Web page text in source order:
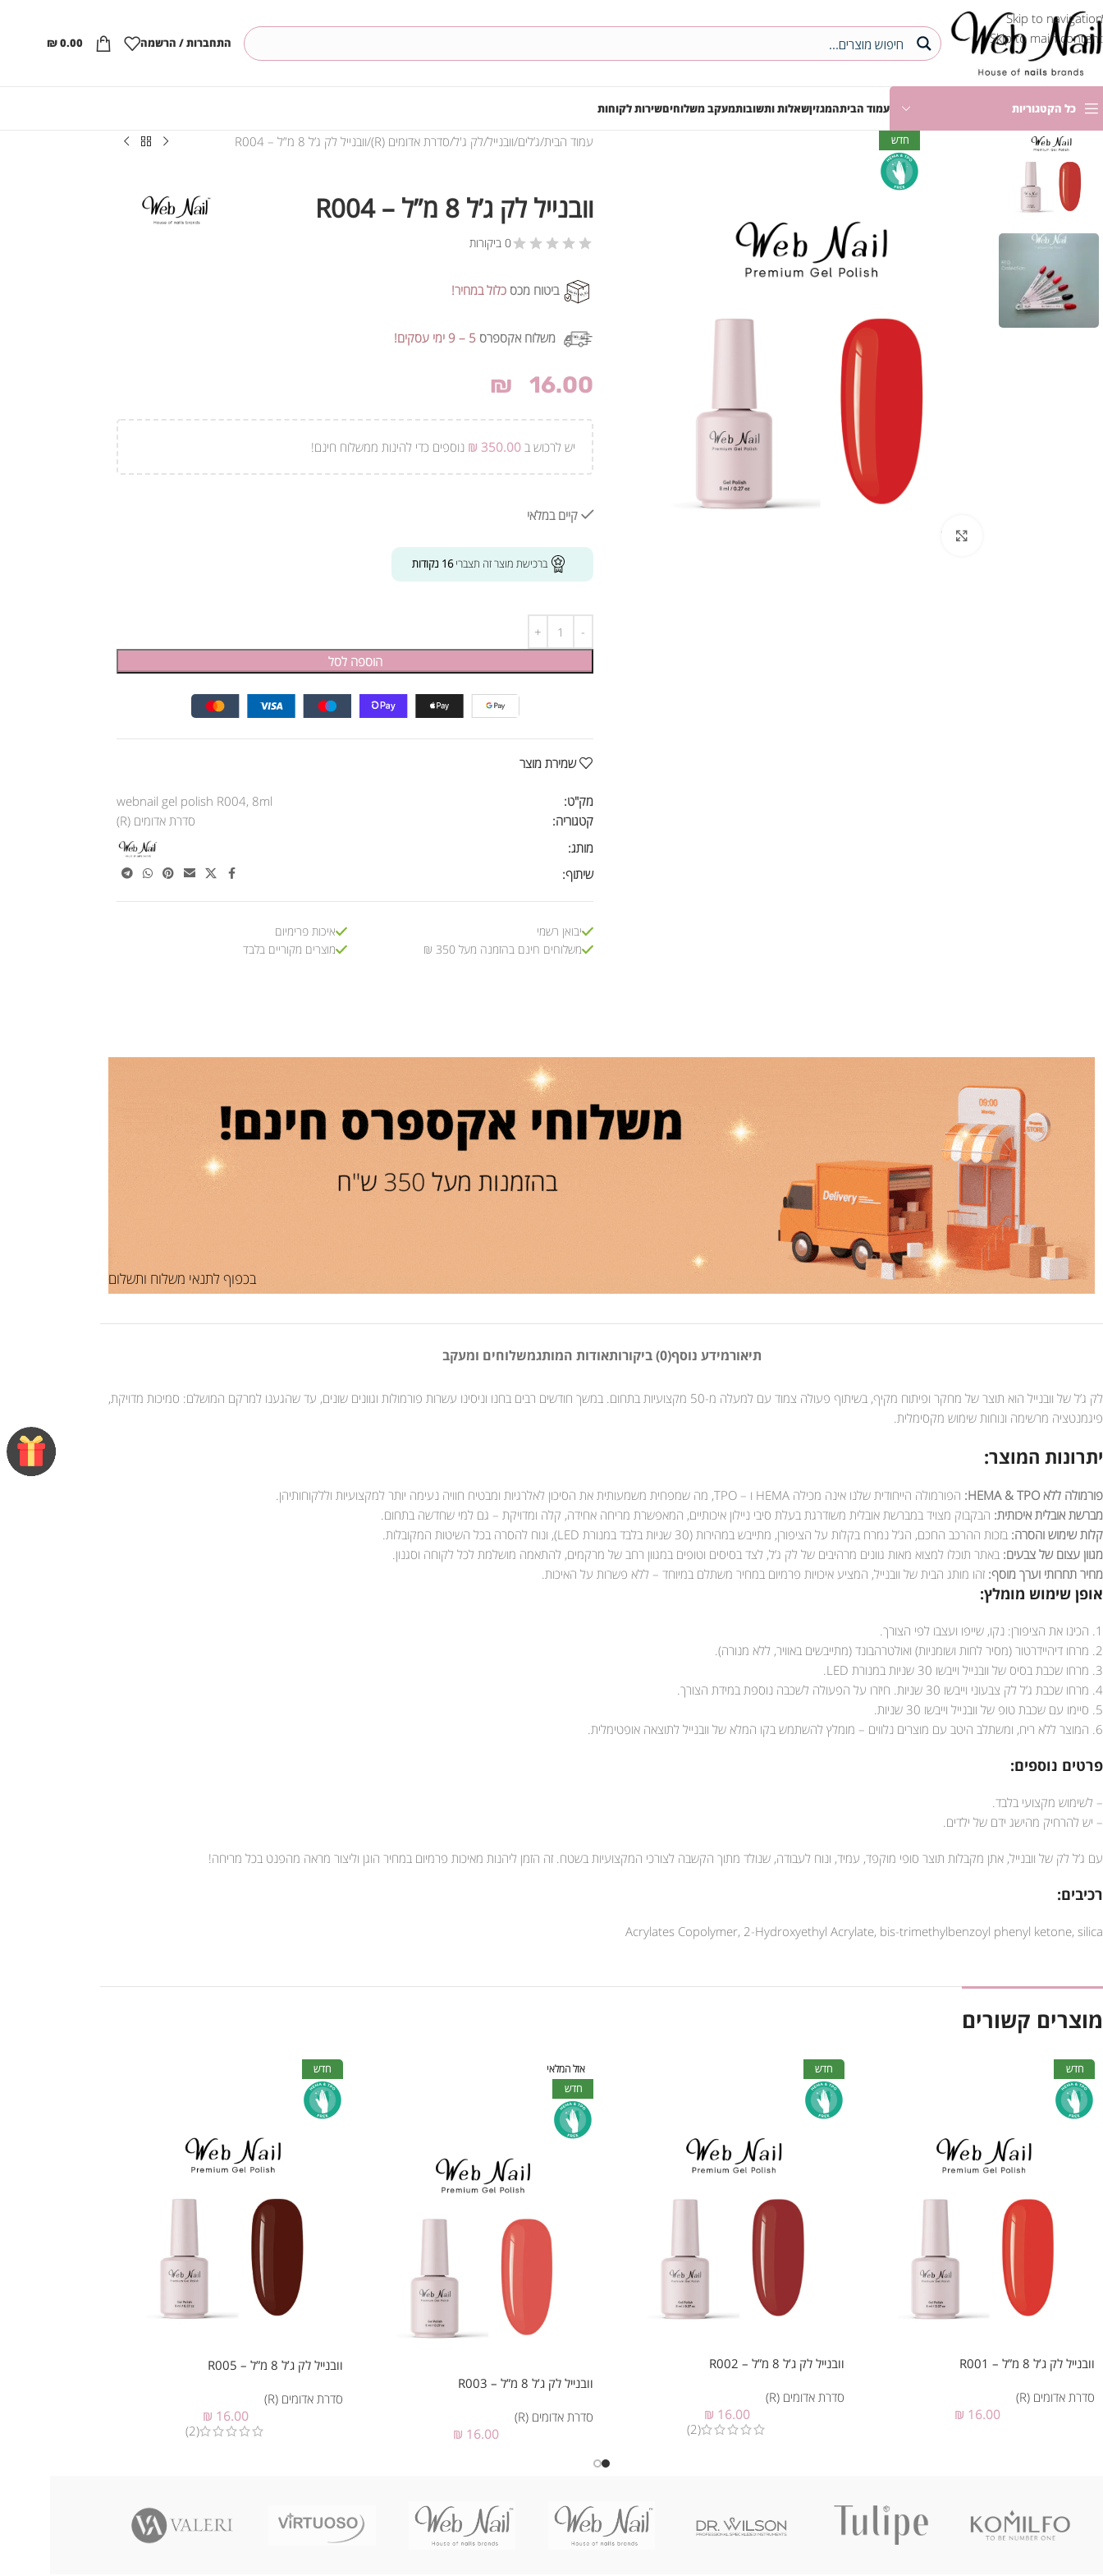
Skip to navigation
Skip to main content
התחברות / הרשמה ₪0.00
כל הקטגוריות עמוד הביתהמגזיןשאלות ותשובותמעקב משלוחיםשירות לקוחות
חדש עמוד הבית ג’לים וובנייל לק ג'ל סדרת אדומים (R) וובנייל לק ג’ל 8 מ”ל – R004
וובנייל לק ג’ל 8 מ”ל – R004
0 ביקורות
ביטוח מכס כלול במחיר!
משלוח אקספרס 5 – 9 ימי עסקים!
₪ 16.00
יש לרכוש ב ₪ 350.00 נוספים כדי להינות ממשלוח חינם!
קיים במלאי
ברכישת מוצר זה תצברי16 נקודות
הוספה לסל
שמירת מוצר
מק"ט:
webnail gel polish R004, 8ml
קטגוריה:
סדרת אדומים (R)
מותג:
שיתוף:
יבואן רשמי
משלוחים חינם בהזמנה מעל 350 ₪
איכות פרימיום
מוצרים מקוריים בלבד
בכפוף לתנאי משלוח ותשלום
תיאורמידע נוסף(0) ביקורות אודות המותגמשלוחים ומעקב
לק ג’ל של וובנייל הוא תוצר של מחקר ופיתוח מקיף, בשיתוף פעולה צמוד עם למעלה מ-50 מקצועיות בתחום. במשך חודשים רבים בחנו וניסינו עשרות פורמולות וגוונים שונים, עד שהגענו למרקם המושלם: סמיכות מדויקת,
פיגמנטציה מרשימה ונוחות שימוש מקסימלית.
יתרונות המוצר:
פורמולה ללא HEMA & TPO:
הפורמולה הייחודית שלנו אינה מכילה HEMA ו – TPO, מה שמפחית משמעותית את הסיכון לאלרגיות ומבטיח חוויה נעימה יותר למקצועיות וללקוחותיהן.
מברשת אובלית איכותית: הבקבוק מצויד במברשת אובלית משודרגת בעלת סיבי ניילון איכותיים, המאפשרת מריחה אחידה, קלה ומדויקת – גם למי שחדשה בתחום.
קלות שימוש והסרה: בזכות ההרכב החכם, הג’ל נמרח בקלות על הציפורן, מתייבש במהירות (30 שניות בלבד במנורת LED), ונוח להסרה בכל השיטות המקובלות.
מגוון עצום של צבעים: באתר תוכלו למצוא מאות גוונים מרהיבים של לק ג’ל, לצד בסיסים וטופים במגוון רחב של מרקמים, להתאמה מושלמת לכל לקוחה וסגנון.
מחיר תחרותי וערך מוסף: זהו מותג הבית של וובנייל, המציע איכויות פרמיום במחיר משתלם במיוחד – ללא פשרות על האיכות.
אופן שימוש מומלץ:
1. הכינו את הציפורן: נקו, שייפו ועצבו לפי הצורך.
2. מרחו דיהיידרטור (מסיר לחות ושומניות) ואולטרהבונד (מתייבשים באוויר, ללא מנורה).
3. מרחו שכבת בסיס של וובנייל וייבשו 30 שניות במנורת LED.
4. מרחו שכבת ג’ל לק צבעוני וייבשו 30 שניות. חיזרו על הפעולה לשכבה נוספת במידת הצורך.
5. סיימו עם שכבת טופ של וובנייל וייבשו 30 שניות.
6. המוצר ללא ריח, ומשתלב היטב עם מוצרים נלווים – מומלץ להשתמש בקו המלא של וובנייל לתוצאה אופטימלית.
פרטים נוספים:
– לשימוש מקצועי בלבד.
– יש להרחיק מהישג ידם של ילדים.
עם ג’ל לק של וובנייל, אתן מקבלות תוצר סופי מוקפד, עמיד, ונוח לעבודה, שנולד מתוך הקשבה לצורכי המקצועיות בשטח. זה הזמן ליהנות מאיכות פרמיום במחיר הוגן וליצור מראה מהפנט בכל מריחה!
רכיבים:
Acrylates Copolymer, 2-Hydroxyethyl Acrylate, bis-trimethylbenzoyl phenyl ketone, silica
מוצרים קשורים
חדש
וובנייל לק ג’ל 8 מ”ל – R001
סדרת אדומים (R)
₪ 16.00
חדש
וובנייל לק ג’ל 8 מ”ל – R002
סדרת אדומים (R)
₪ 16.00
(2)
אזל המלאי
חדש
וובנייל לק ג’ל 8 מ”ל – R003
סדרת אדומים (R)
₪ 16.00
חדש
וובנייל לק ג’ל 8 מ”ל – R005
סדרת אדומים (R)
₪ 16.00
(2)